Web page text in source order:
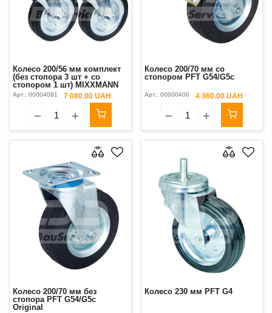
Колесо 200/56 мм комплект
(без стопора 3 шт + со
стопором 1 шт) MIXXMANN
Арт.: 00004081 7 080.00 UAH
Колесо 200/70 мм со
стопором PFT G54/G5c
Арт.: 00000400 4 360.00 UAH
Колесо 200/70 мм без
стопора PFT G54/G5c
Original
Колесо 230 мм PFT G4